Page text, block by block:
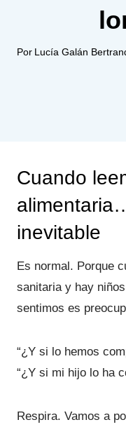
Por Lucía Galán
Cuando
inevitable
Es normal. Porque
sanitaria y hay
sentimos es
“¿Y si lo hemos
“¿Y si mi hijo lo ha
Respira. Vamos a